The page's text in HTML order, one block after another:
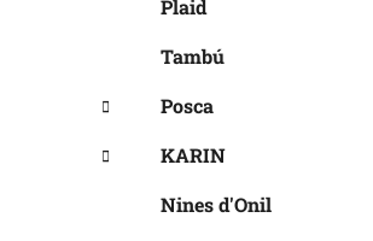
Plaid
Tambú
Posca
KARIN
Nines d'Onil